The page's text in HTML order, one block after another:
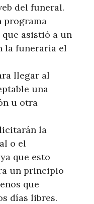
del funeral.
programa
asistió a un
la funeraria el
llegar al
una
u otra
la
o el
que esto
un principio
que
días libres.